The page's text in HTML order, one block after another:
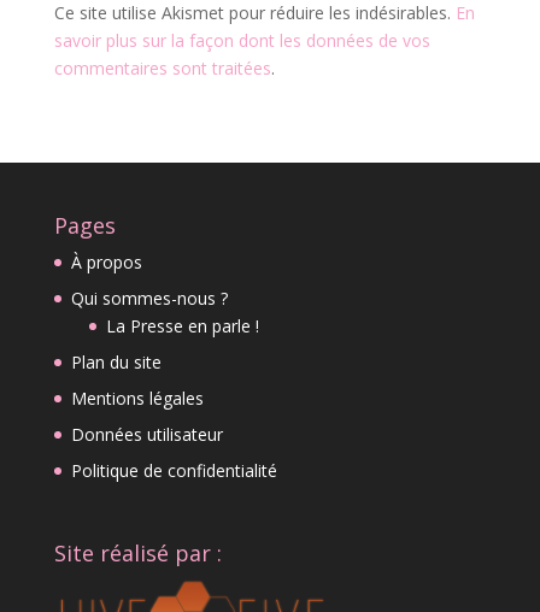
Ce site utilise Akismet pour réduire les indésirables. En
savoir plus sur la façon dont les données de vos
commentaires sont traitées.
Pages
À propos
Qui sommes-nous ?
La Presse en parle !
Plan du site
Mentions légales
Données utilisateur
Politique de confidentialité
Site réalisé par :